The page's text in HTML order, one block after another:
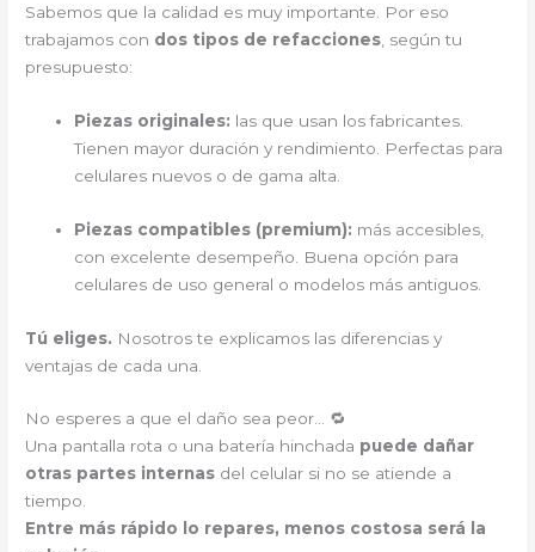
Sabemos que la calidad es muy importante. Por eso
trabajamos con dos tipos de refacciones , según tu
presupuesto:
Piezas originales: las que usan los fabricantes.
Tienen mayor duración y rendimiento. Perfectas para
celulares nuevos o de gama alta.
Piezas compatibles (premium): más accesibles,
con excelente desempeño. Buena opción para
celulares de uso general o modelos más antiguos.
Tú eliges. Nosotros te explicamos las diferencias y
ventajas de cada una.
No esperes a que el daño sea peor… 🔁
Una pantalla rota o una batería hinchada puede dañar
otras partes internas del celular si no se atiende a
tiempo.
Entre más rápido lo repares, menos costosa será la